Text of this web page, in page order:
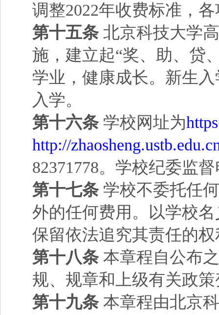
调整2022年收费标准，
第十五条 北京科技大学
施，建立起“奖、助、贷
学业，健康成长。新生
入学。
第十六条学校网址为
http://
82371778。学校纪委监
第十七条学校不委托任
外的任何费用。以学校
保留依法追究其责任的
第十八条本章程自公布
规、规章和上级有关政
第十九条本章程由北京